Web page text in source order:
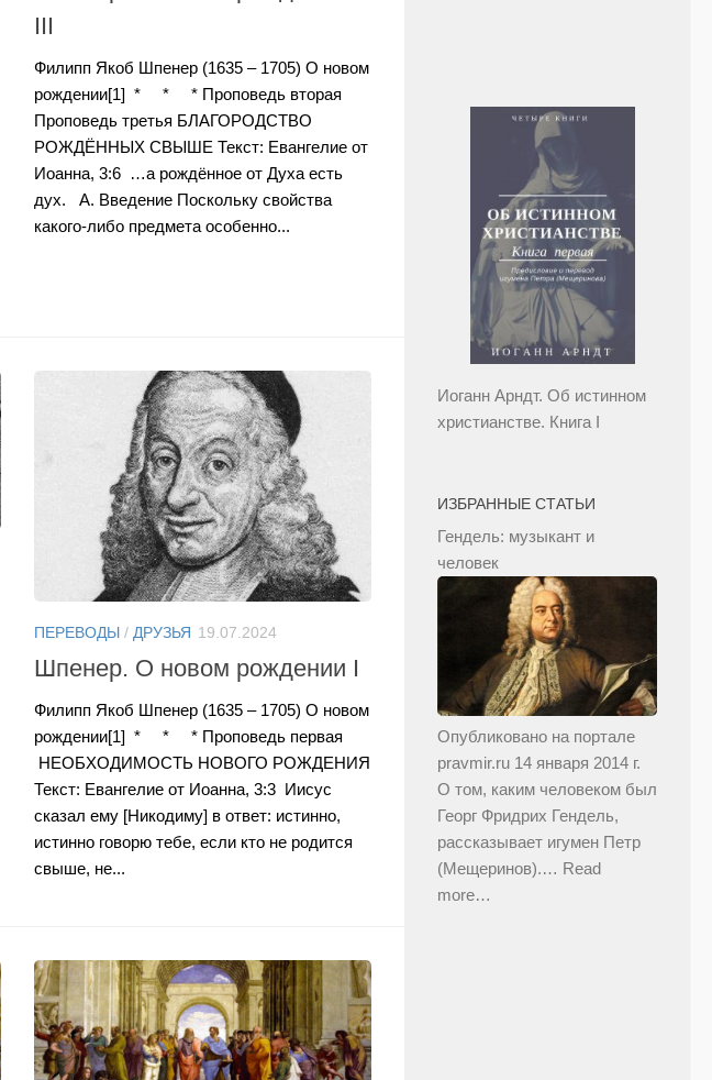
III
Филипп Якоб Шпенер (1635 – 1705) О новом
рождении[1] * * * Проповедь вторая
Проповедь третья БЛАГОРОДСТВО
РОЖДЁННЫХ СВЫШЕ Текст: Евангелие от
Иоанна, 3:6 …а рождённое от Духа есть
дух. А. Введение Поскольку свойства
какого-либо предмета особенно...
ПЕРЕВОДЫ / ДРУЗЬЯ 19.07.2024
Шпенер. О новом рождении I
Филипп Якоб Шпенер (1635 – 1705) О новом
рождении[1] * * * Проповедь первая
НЕОБХОДИМОСТЬ НОВОГО РОЖДЕНИЯ
Текст: Евангелие от Иоанна, 3:3 Иисус
сказал ему [Никодиму] в ответ: истинно,
истинно говорю тебе, если кто не родится
свыше, не...
Иоганн Арндт. Об истинном
христианстве. Книга I
ИЗБРАННЫЕ СТАТЬИ
Гендель: музыкант и
человек
Опубликовано на портале
pravmir.ru 14 января 2014 г.
О том, каким человеком был
Георг Фридрих Гендель,
рассказывает игумен Петр
(Мещеринов).… Read
more…